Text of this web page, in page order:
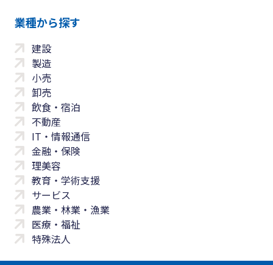
業種から探す
建設
製造
小売
卸売
飲食・宿泊
不動産
IT・情報通信
金融・保険
理美容
教育・学術支援
サービス
農業・林業・漁業
医療・福祉
特殊法人